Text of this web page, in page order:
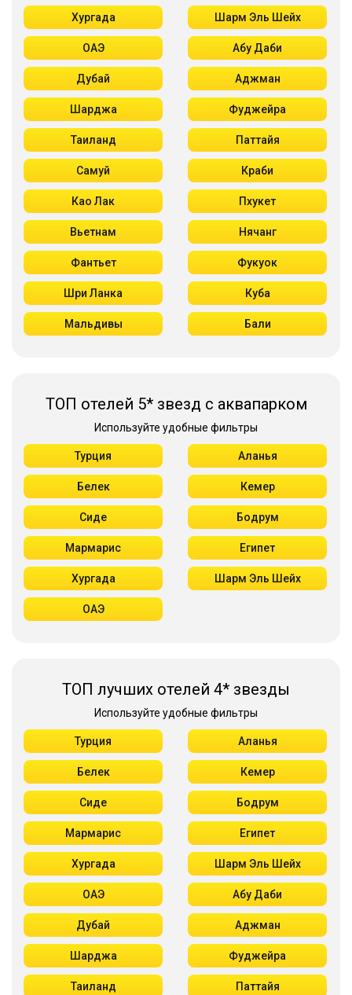
Хургада Шарм Эль Шейх
ОАЭ Абу Даби
Дубай Аджман
Шарджа Фуджейра
Таиланд Паттайя
Самуй Краби
Као Лак Пхукет
Вьетнам Нячанг
Фантьет Фукуок
Шри Ланка Куба
Мальдивы Бали
ТОП отелей 5* звезд с аквапарком
Используйте удобные фильтры
Турция Аланья
Белек Кемер
Сиде Бодрум
Мармарис Египет
Хургада Шарм Эль Шейх
ОАЭ
ТОП лучших отелей 4* звезды
Используйте удобные фильтры
Турция Аланья
Белек Кемер
Сиде Бодрум
Мармарис Египет
Хургада Шарм Эль Шейх
ОАЭ Абу Даби
Дубай Аджман
Шарджа Фуджейра
Таиланд Паттайя